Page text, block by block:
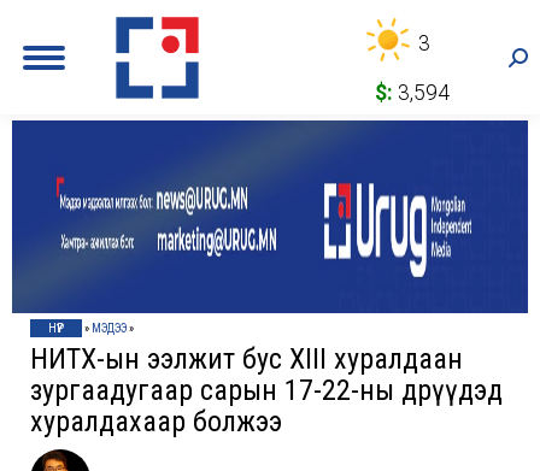
3
$: 3,594
НҮҮР » МЭДЭЭ»
НИТХ-ын ээлжит бус XIII хуралдаан
зургаадугаар сарын 17-22-ны өдрүүдэд
хуралдахаар болжээ